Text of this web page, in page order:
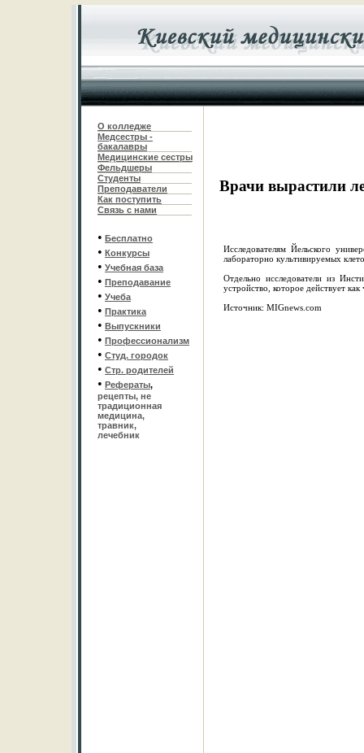
О колледже
Медсестры -
бакалавры
Медицинские сестры
Фельдшеры
Студенты
Преподаватели
Как поступить
Связь с нами
• Бесплатно
• Конкурсы
• Учебная база
• Преподавание
• Учеба
• Практика
• Выпускники
• Профессионализм
• Студ. городок
• Стр. родителей
• Рефераты,
рецепты, не
традиционная
медицина,
травник,
лечебник
Врачи вырастили
Исследователям Йельского
лабораторно культивируемых
Отдельно исследователи из
устройство, которое действует
Источник: MIGnews.com